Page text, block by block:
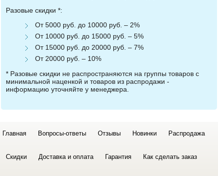
Разовые скидки *:
От 5000 руб. до 10000 руб. – 2%
От 10000 руб. до 15000 руб. – 5%
От 15000 руб. до 20000 руб. – 7%
От 20000 руб. – 10%
* Разовые скидки не распространяются на группы товаров с
минимальной наценкой и товаров из распродажи -
информацию уточняйте у менеджера.
Главная Вопросы-ответы Отзывы Новинки Распродажа
Скидки Доставка и оплата Гарантия Как сделать заказ